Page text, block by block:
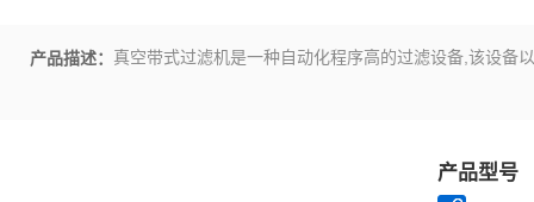
产品描述： 真空带式过滤机是一种自动化程序高的过滤设备,该设备
产品型号